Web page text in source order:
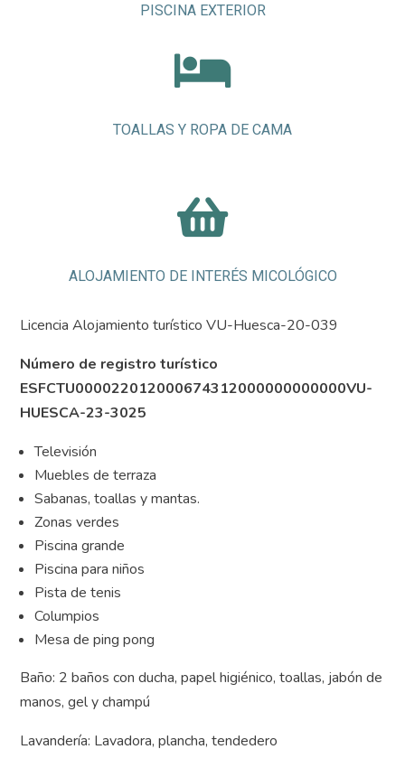
PISCINA EXTERIOR

TOALLAS Y ROPA DE CAMA

ALOJAMIENTO DE INTERÉS MICOLÓGICO
Licencia Alojamiento turístico VU-Huesca-20-039
Número de registro turístico
ESFCTU000022012000674312000000000000VU-
HUESCA-23-3025
Televisión
Muebles de terraza
Sabanas, toallas y mantas.
Zonas verdes
Piscina grande
Piscina para niños
Pista de tenis
Columpios
Mesa de ping pong
Baño: 2 baños con ducha, papel higiénico, toallas, jabón de
manos, gel y champú
Lavandería: Lavadora, plancha, tendedero